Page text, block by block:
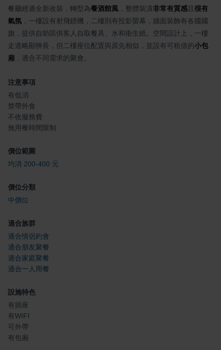
餐廳經過全新改裝，轉型為餐酒館風 ，整體裝潢非常有質感 且 很有
氣氛 ，一樓設有射飛鏢機，二樓則有投影螢幕，牆面裝飾有各國國
旗，提供自助區供客人自取餐具、水和衛生紙。空間設計上，一樓
走道略顯狹長，但二樓座位配置與原先相似，並設有可租借的小包
廂 ，適合不同需求的聚會。
注意事項
有低消
禁帶外食
不收服務費
無用餐時間限制
價位範圍
均消 200-400 元
價位分類
中價位
適合族群
適合情侶約會
適合朋友聚餐
適合家庭聚餐
適合一人用餐
設施特色
有插座
有WIFI
可外帶
有包廂